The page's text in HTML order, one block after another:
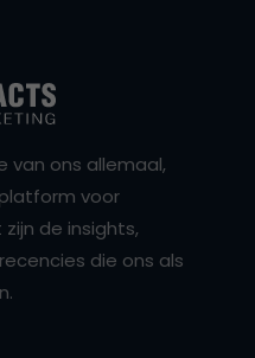
van ons allemaal,
voor
de insights,
die ons als